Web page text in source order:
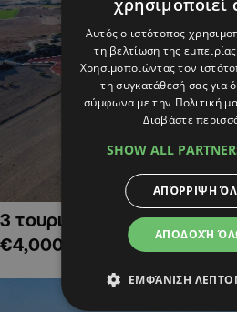
3 τουριστικά χωράφια στην
€4,000,000
χρησιμοποιεί
Αυτός ο ιστότοπος
τη βελτίωση της
Χρησιμοποιώντας τον
τη συγκατάθεσή σας για
σύμφωνα με την Πολιτική
Διαβάστε
SHOW ALL
ΑΠΟΔΟΧΉ
ΑΠΌΡΡΙΨΗ
ΕΜΦΆΝΙΣΗ